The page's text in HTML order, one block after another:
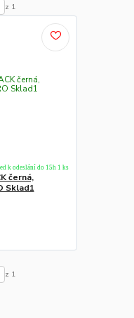
z 1
černá,
Sklad1
k odeslání do 15h 1 ks
z 1